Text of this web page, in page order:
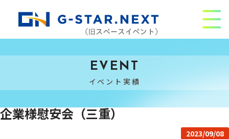
EVENT
イベント実績
企業様慰安会（三重）
2023/09/08